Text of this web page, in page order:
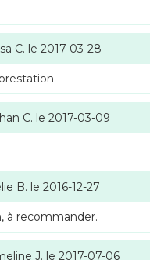
C. le 2017-03-28
C. le 2017-03-09
B. le 2016-12-27
à recommander.
J. le 2017-07-06